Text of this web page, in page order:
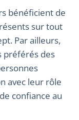
bénéficient de
sur tout
Par ailleurs,
préférés des
avec leur rôle
confiance au